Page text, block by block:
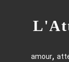
amour,